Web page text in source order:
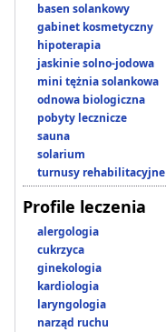
basen solankowy
gabinet kosmetyczny
hipoterapia
jaskinie solno-jodowa
mini tężnia solankowa
odnowa biologiczna
pobyty lecznicze
sauna
solarium
turnusy rehabilitacyjne
Profile leczenia
alergologia
cukrzyca
ginekologia
kardiologia
laryngologia
narząd ruchu